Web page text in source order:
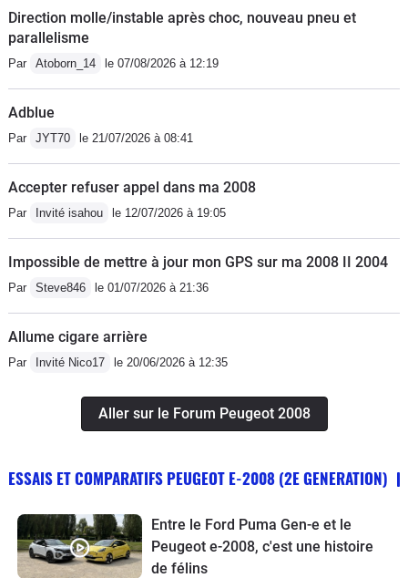
Direction molle/instable après choc, nouveau pneu et
parallelisme
Par Atoborn_14 le 07/08/2026 à 12:19
Adblue
Par JYT70 le 21/07/2026 à 08:41
Accepter refuser appel dans ma 2008
Par Invité isahou le 12/07/2026 à 19:05
Impossible de mettre à jour mon GPS sur ma 2008 II 2004
Par Steve846 le 01/07/2026 à 21:36
Allume cigare arrière
Par Invité Nico17 le 20/06/2026 à 12:35
Aller sur le Forum Peugeot 2008
ESSAIS ET COMPARATIFS PEUGEOT E-2008 (2E GENERATION)
Entre le Ford Puma Gen-e et le
Peugeot e-2008, c'est une histoire
de félins